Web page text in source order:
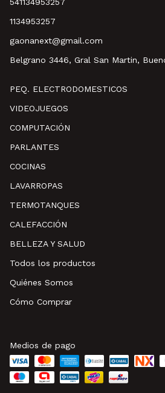
1134953257
gaonanext@gmail.com
Belgrano 3446, Gral San Martin,
PEQ. ELECTRODOMESTICOS
VIDEOJUEGOS
COMPUTACIÓN
PARLANTES
COCINAS
LAVARROPAS
TERMOTANQUES
CALEFACCIÓN
BELLEZA Y SALUD
Todos los productos
Quiénes Somos
Cómo Comprar
Medios de pago